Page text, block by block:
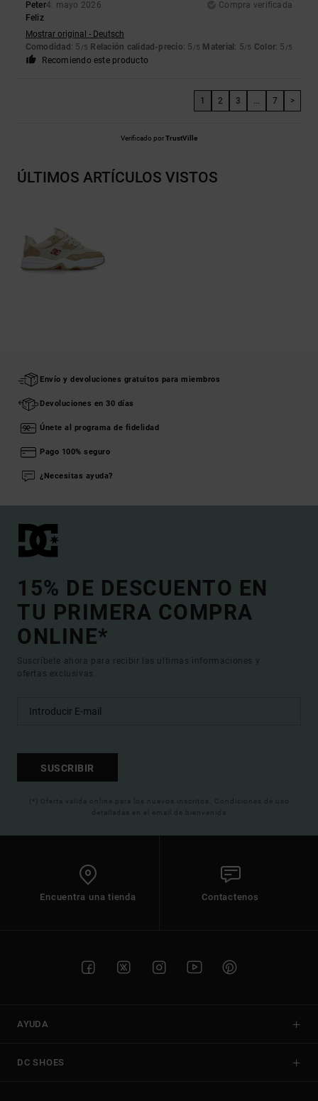
Peter4. mayo 2026
Compra verificada
Feliz
Mostrar original - Deutsch
Comodidad: 5 /5 Relación calidad-precio: 5 /5 Material: 5/5 Color: 5 /5
Recomiendo este producto
1 2 3 7 >
Verificado porTrustVille
ÚLTIMOS ARTÍCULOS VISTOS
Envío y devoluciones gratuitos para miembros
Devoluciones en 30 días
Únete al programa de fidelidad
Pago 100% seguro
¿Necesitas ayuda?
15% DE DESCUENTO EN
TU PRIMERA COMPRA
ONLINE*
Suscríbete ahora para recibir las ultimas informaciones y
ofertas exclusivas.
SUSCRIBIR
(*) Oferta valida online para los nuevos inscritos. Condiciones de uso
detalladas en el email de bienvenida
Encuentra una tienda Contactenos
AYUDA
DC SHOES